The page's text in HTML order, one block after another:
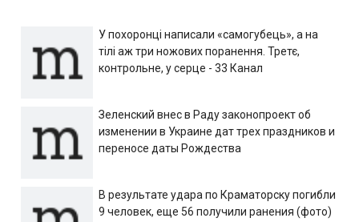
У похоронці написали «самогубець», а на
тілі аж три ножових поранення. Третє,
контрольне, у серце - 33 Канал
Зеленский внес в Раду законопроект об
изменении в Украине дат трех праздников и
переносе даты Рождества
В результате удара по Краматорску погибли
9 человек, еще 56 получили ранения (фото)